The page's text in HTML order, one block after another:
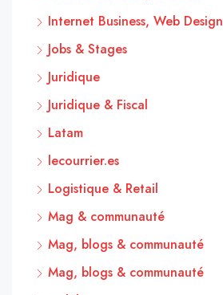
Internet Business, Web Design
Jobs & Stages
Juridique
Juridique & Fiscal
Latam
lecourrier.es
Logistique & Retail
Mag & communauté
Mag, blogs & communauté
Mag, blogs & communauté